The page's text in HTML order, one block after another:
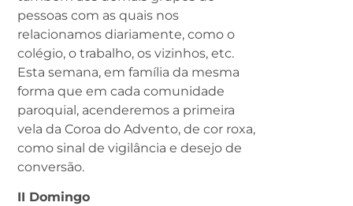
pessoas com as quais nos
relacionamos diariamente, como o
colégio, o trabalho, os vizinhos, etc.
Esta semana, em família da mesma
forma que em cada comunidade
paroquial, acenderemos a primeira
vela da Coroa do Advento, de cor roxa,
como sinal de vigilância e desejo de
conversão.
II Domingo